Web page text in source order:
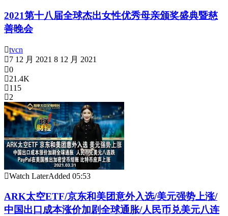
2021第十八届全球杰出女性优秀母亲颁奖盛典暨慈
善晚会
tvcn
7 12 月 2021 8 12 月 2021
0
21.4K
115
2
Watch LaterAdded 05:53
ARK太空ETF/京东和美团意外入选/美元强势上涨/
中国出口成本涨价加剧全球通胀/人民币兑美元八连